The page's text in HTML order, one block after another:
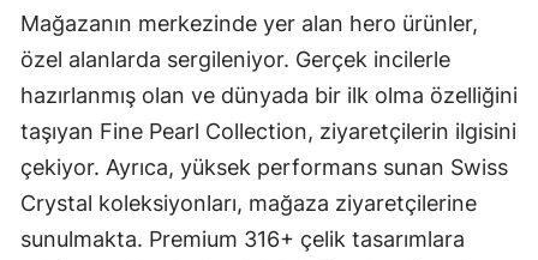
Mağazanın merkezinde yer alan hero ürünler,
özel alanlarda sergileniyor. Gerçek incilerle
hazırlanmış olan ve dünyada bir ilk olma özelliğini
taşıyan Fine Pearl Collection, ziyaretçilerin ilgisini
çekiyor. Ayrıca, yüksek performans sunan Swiss
Crystal koleksiyonları, mağaza ziyaretçilerine
sunulmakta. Premium 316+ çelik tasarımlara